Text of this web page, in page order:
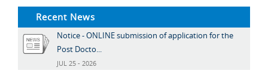
Recent News
Notice - ONLINE submission of application for the
Post Docto...
JUL 25 - 2026